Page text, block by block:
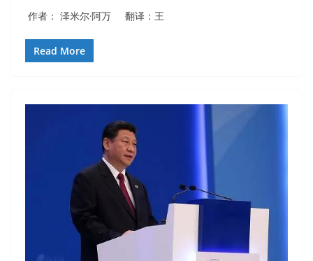
作者： 泽米尔·阿万 翻译：王
Read More